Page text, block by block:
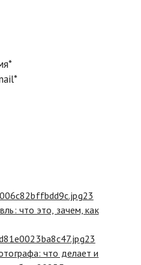
23
что это, зачем, как
23
что делает и